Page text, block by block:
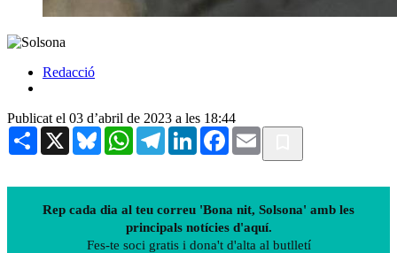
Redacció
Publicat el 03 d’abril de 2023 a les 18:44
Share X BlueskyWhatsAppTelegramLinkedInFacebook
Email
Rep cada dia al teu correu 'Bona nit, Solsona' amb les
principals notícies d'aquí.
Fes-te soci gratis i dona't d'alta al butlletí